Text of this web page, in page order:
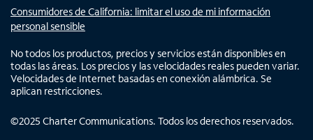
Consumidores de California: limitar el uso de mi información
personal sensible
No todos los productos, precios y servicios están disponibles en
todas las áreas. Los precios y las velocidades reales pueden variar.
Velocidades de Internet basadas en conexión alámbrica. Se
aplican restricciones.
©2025 Charter Communications. Todos los derechos reservados.